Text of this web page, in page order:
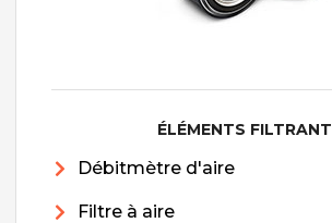
ÉLÉMENTS FILTRANT
Débitmètre d'aire
Filtre à aire